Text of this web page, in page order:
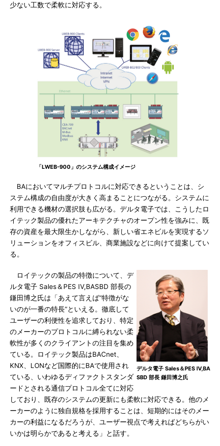
少ない工数で柔軟に対応する。
「LWEB-900」のシステム構成イメージ
BAにおいてマルチプロトコルに対応できるということは、シ
ステム構成の自由度が大きく高まることにつながる。システムに
利用できる機材の選択肢も広がる。デルタ電子では、こうしたロ
イテック製品の優れたアーキテクチャのオープン性を強みに、既
存の資産を最大限生かしながら、新しい省エネビルを実現するソ
リューションをオフィスビル、商業施設などに向けて提案してい
る。
デルタ電子 Sales＆PES IV,BA
SBD 部長 鎌田博之氏
ロイテックの製品の特徴について、デ
ルタ電子 Sales＆PES IV,BASBD 部長の
鎌田博之氏は「あえて言えば“特徴がな
いのが一番の特長”といえる。徹底して
ユーザーの利便性を追求しており、特定
のメーカーのプロトコルに縛られない柔
軟性が多くのクライアントの注目を集め
ている。ロイテック製品はBACnet、
KNX、LONなど国際的にBAで使用され
ている、いわゆるディファクトスタンダ
ードとされる通信プロトコル全てに対応
しており、既存のシステムの更新にも柔軟に対応できる。他のメ
ーカーのように独自規格を採用することは、短期的にはそのメー
カーの利益になるだろうが、ユーザー視点で考えればどちらがい
いかは明らかであると考える」と話す。